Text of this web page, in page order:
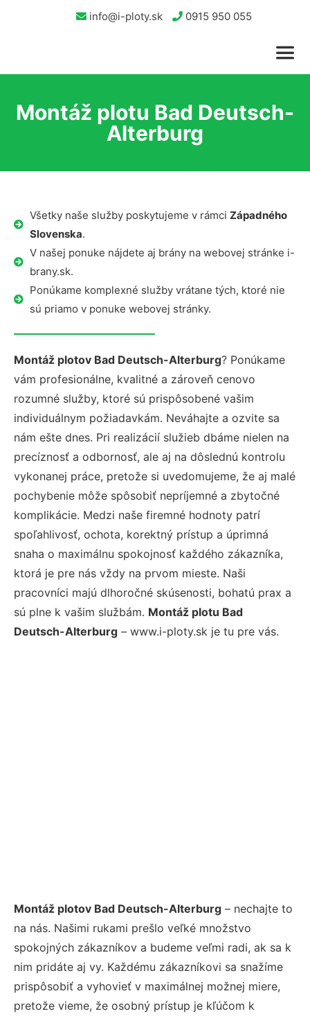
info@i-ploty.sk 0915 950 055
Montáž plotu Bad Deutsch-
Alterburg
Všetky naše služby poskytujeme v rámci Západného
Slovenska.
V našej ponuke nájdete aj brány na webovej stránke i-
brany.sk.
Ponúkame komplexné služby vrátane tých, ktoré nie
sú priamo v ponuke webovej stránky.
Montáž plotov Bad Deutsch-Alterburg? Ponúkame
vám profesionálne, kvalitné a zároveň cenovo
rozumné služby, ktoré sú prispôsobené vašim
individuálnym požiadavkám. Neváhajte a ozvite sa
nám ešte dnes. Pri realizácií služieb dbáme nielen na
precíznosť a odbornosť, ale aj na dôslednú kontrolu
vykonanej práce, pretože si uvedomujeme, že aj malé
pochybenie môže spôsobiť nepríjemné a zbytočné
komplikácie. Medzi naše firemné hodnoty patrí
spoľahlivosť, ochota, korektný prístup a úprimná
snaha o maximálnu spokojnosť každého zákazníka,
ktorá je pre nás vždy na prvom mieste. Naši
pracovníci majú dlhoročné skúsenosti, bohatú prax a
sú plne k vašim službám. Montáž plotu Bad
Deutsch-Alterburg – www.i-ploty.sk je tu pre vás.
Montáž plotov Bad Deutsch-Alterburg – nechajte to
na nás. Našimi rukami prešlo veľké množstvo
spokojných zákazníkov a budeme veľmi radi, ak sa k
nim pridáte aj vy. Každému zákazníkovi sa snažíme
prispôsobiť a vyhovieť v maximálnej možnej miere,
pretože vieme, že osobný prístup je kľúčom k